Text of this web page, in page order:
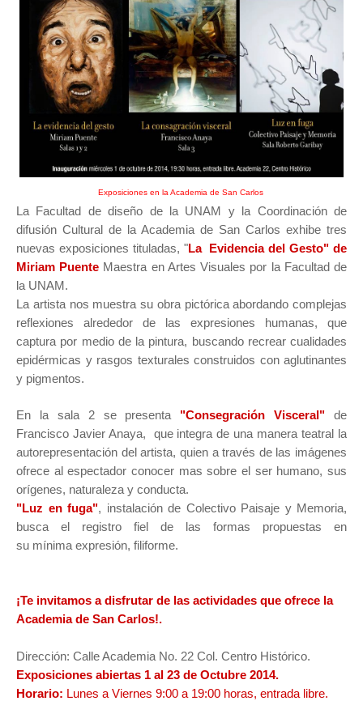
Exposiciones en la Academia de San Carlos
La Facultad de diseño de la UNAM y la Coordinación de
difusión Cultural de la Academia de San Carlos exhibe tres
nuevas exposiciones tituladas, "La Evidencia del Gesto" de
Miriam Puente Maestra en Artes Visuales por la Facultad de
la UNAM.
La artista nos muestra su obra pictórica abordando complejas
reflexiones alrededor de las expresiones humanas, que
captura por medio de la pintura, buscando recrear cualidades
epidérmicas y rasgos texturales construidos con aglutinantes
y pigmentos.
En la sala 2 se presenta "Consegración Visceral" de
Francisco Javier Anaya, que integra de una manera teatral la
autorepresentación del artista, quien a través de las imágenes
ofrece al espectador conocer mas sobre el ser humano, sus
orígenes, naturaleza y conducta.
"Luz en fuga", instalación de Colectivo Paisaje y Memoria,
busca el registro fiel de las formas propuestas en
su mínima expresión, filiforme.
¡Te invitamos a disfrutar de las actividades que ofrece la
Academia de San Carlos!.
Dirección: Calle Academia No. 22 Col. Centro Histórico.
Exposiciones abiertas 1 al 23 de Octubre 2014.
Horario: Lunes a Viernes 9:00 a 19:00 horas, entrada libre.